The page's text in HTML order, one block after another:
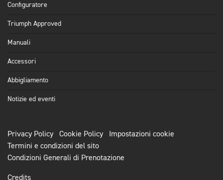
Configuratore
Triumph Approved
Manuali
Accessori
Abbigliamento
Notizie ed eventi
Privacy Policy Cookie Policy
Impostazioni cookie
Termini e condizioni del sito
Condizioni Generali di Prenotazione
Credits